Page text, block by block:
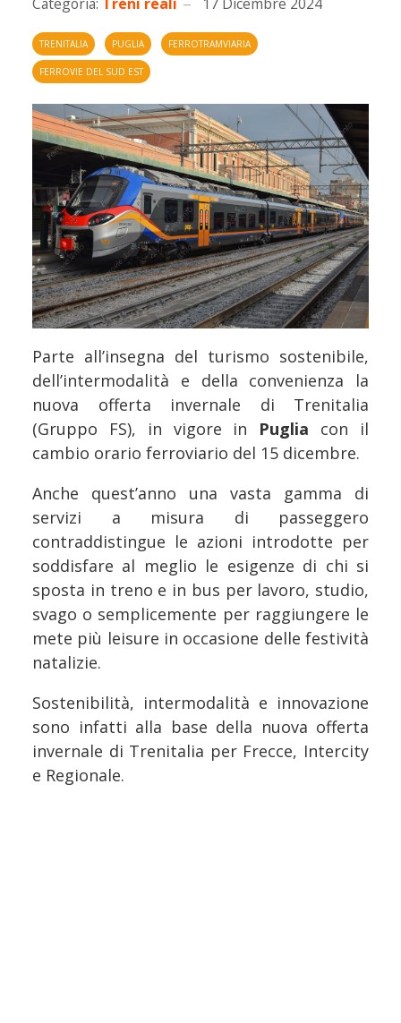
TRENITALIA PUGLIA FERROTRAMVIARIA
FERROVIE DEL SUD EST
Parte all’insegna del turismo sostenibile,
dell’intermodalità e della convenienza la
nuova offerta invernale di Trenitalia
(Gruppo FS), in vigore in Puglia con il
cambio orario ferroviario del 15 dicembre.
Anche quest’anno una vasta gamma di
servizi a misura di passeggero
contraddistingue le azioni introdotte per
soddisfare al meglio le esigenze di chi si
sposta in treno e in bus per lavoro, studio,
svago o semplicemente per raggiungere le
mete più leisure in occasione delle festività
natalizie.
Sostenibilità, intermodalità e innovazione
sono infatti alla base della nuova offerta
invernale di Trenitalia per Frecce, Intercity
e Regionale.